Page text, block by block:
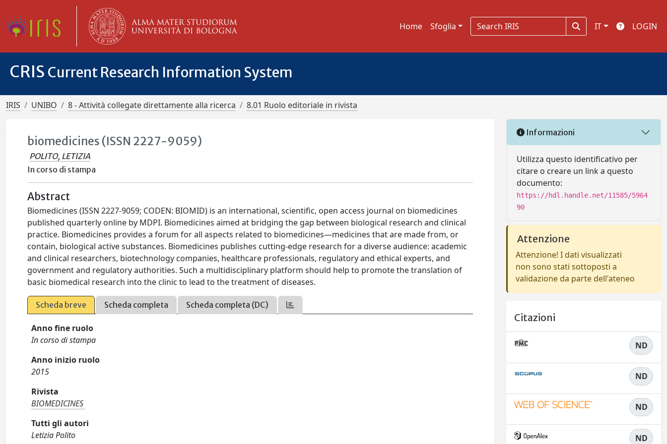
Home Sfoglia IT LOGIN
CRIS Current Research Information System
IRIS UNIBO 8 - Attività collegate direttamente alla ricerca 8.01 Ruolo editoriale in rivista
biomedicines (ISSN 2227-9059)
POLITO, LETIZIA
In corso di stampa
Abstract
Biomedicines (ISSN 2227-9059; CODEN: BIOMID) is an international, scientific, open access journal on biomedicines
published quarterly online by MDPI. Biomedicines aimed at bridging the gap between biological research and clinical
practice. Biomedicines provides a forum for all aspects related to biomedicines—medicines that are made from, or
contain, biological active substances. Biomedicines publishes cutting-edge research for a diverse audience: academic
and clinical researchers, biotechnology companies, healthcare professionals, regulatory and ethical experts, and
government and regulatory authorities. Such a multidisciplinary platform should help to promote the translation of
basic biomedical research into the clinic to lead to the treatment of diseases.
Scheda breve Scheda completa Scheda completa (DC)
Anno fine ruolo
In corso di stampa
Anno inizio ruolo
2015
Rivista
BIOMEDICINES
Tutti gli autori
Letizia Polito
Informazioni
Utilizza questo identificativo per
citare o creare un link a questo
documento:
https://hdl.handle.net/11585/5964
90
Attenzione
Attenzione! I dati visualizzati
non sono stati sottoposti a
validazione da parte dell'ateneo
Citazioni
ND
ND
ND
ND